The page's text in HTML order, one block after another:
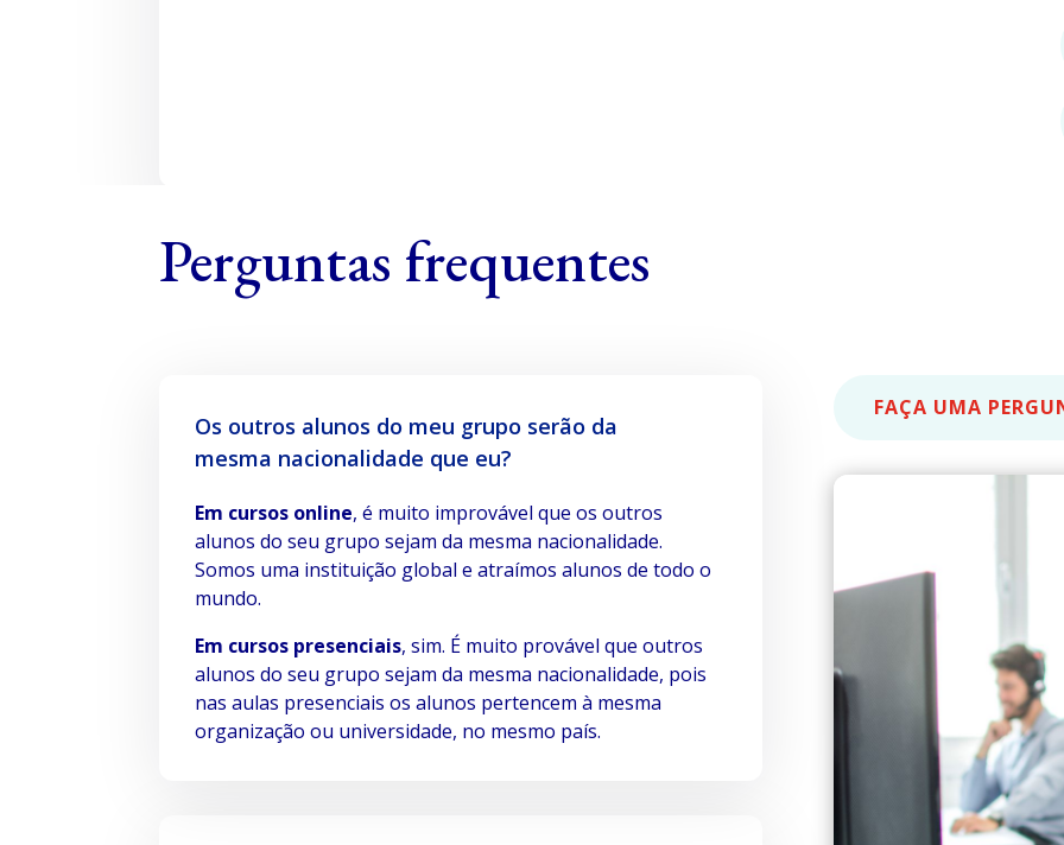
Perguntas frequentes
Os outros alunos do meu grupo serão da
mesma nacionalidade que eu?
Em cursos online, é muito improvável que os outros
alunos do seu grupo sejam da mesma nacionalidade.
Somos uma instituição global e atraímos alunos de todo o
mundo.
Em cursos presenciais, sim. É muito provável que outros
alunos do seu grupo sejam da mesma nacionalidade, pois
nas aulas presenciais os alunos pertencem à mesma
organização ou universidade, no mesmo país.
FAÇA UMA